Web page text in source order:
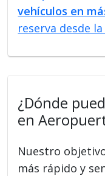
vehículos en
reserva desde
¿Dónde
en
Nuestro
más rápido y